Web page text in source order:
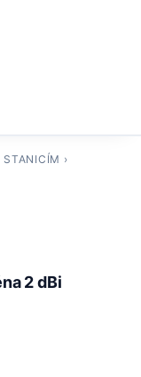
STANICÍM ›
2 dBi